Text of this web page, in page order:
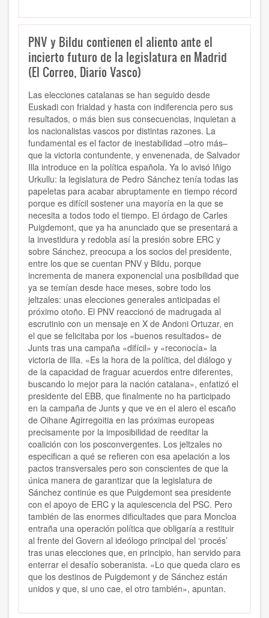
PNV y Bildu contienen el aliento ante el
incierto futuro de la legislatura en Madrid
(El Correo, Diario Vasco)
Las elecciones catalanas se han seguido desde
Euskadi con frialdad y hasta con indiferencia pero sus
resultados, o más bien sus consecuencias, inquietan a
los nacionalistas vascos por distintas razones. La
fundamental es el factor de inestabilidad –otro más–
que la victoria contundente, y envenenada, de Salvador
Illa introduce en la política española. Ya lo avisó Iñigo
Urkullu: la legislatura de Pedro Sánchez tenía todas las
papeletas para acabar abruptamente en tiempo récord
porque es difícil sostener una mayoría en la que se
necesita a todos todo el tiempo. El órdago de Carles
Puigdemont, que ya ha anunciado que se presentará a
la investidura y redobla así la presión sobre ERC y
sobre Sánchez, preocupa a los socios del presidente,
entre los que se cuentan PNV y Bildu, porque
incrementa de manera exponencial una posibilidad que
ya se temían desde hace meses, sobre todo los
jeltzales: unas elecciones generales anticipadas el
próximo otoño. El PNV reaccionó de madrugada al
escrutinio con un mensaje en X de Andoni Ortuzar, en
el que se felicitaba por los «buenos resultados» de
Junts tras una campaña «difícil» y «reconocía» la
victoria de Illa. «Es la hora de la política, del diálogo y
de la capacidad de fraguar acuerdos entre diferentes,
buscando lo mejor para la nación catalana», enfatizó el
presidente del EBB, que finalmente no ha participado
en la campaña de Junts y que ve en el alero el escaño
de Oihane Agirregoitia en las próximas europeas
precisamente por la imposibilidad de reeditar la
coalición con los posconvergentes. Los jeltzales no
especifican a qué se refieren con esa apelación a los
pactos transversales pero son conscientes de que la
única manera de garantizar que la legislatura de
Sánchez continúe es que Puigdemont sea presidente
con el apoyo de ERC y la aquiescencia del PSC. Pero
también de las enormes dificultades que para Moncloa
entraña una operación política que obligaría a restituir
al frente del Govern al ideólogo principal del ‘procés’
tras unas elecciones que, en principio, han servido para
enterrar el desafío soberanista. «Lo que queda claro es
que los destinos de Puigdemont y de Sánchez están
unidos y que, si uno cae, el otro también», apuntan.